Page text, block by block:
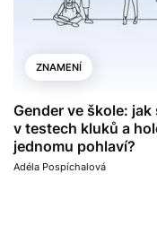
ZNAMENÍ
Gender ve škole:
v testech kluků a
jednomu pohlaví?
Adéla Pospíchalová